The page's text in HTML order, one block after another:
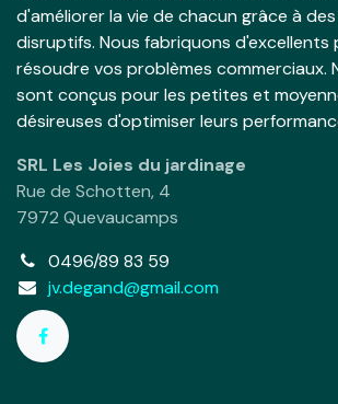
d'améliorer la vie de chacun grâce à
disruptifs. Nous fabriquons
résoudre vos problèmes commerciaux.
sont conçus pour les petites et
désireuses d'optimiser leurs
SRL Les Joies du jardinage
Rue de Schotten, 4
7972 Quevaucamps
0496/89 83 59
jv.degand@gmail.com